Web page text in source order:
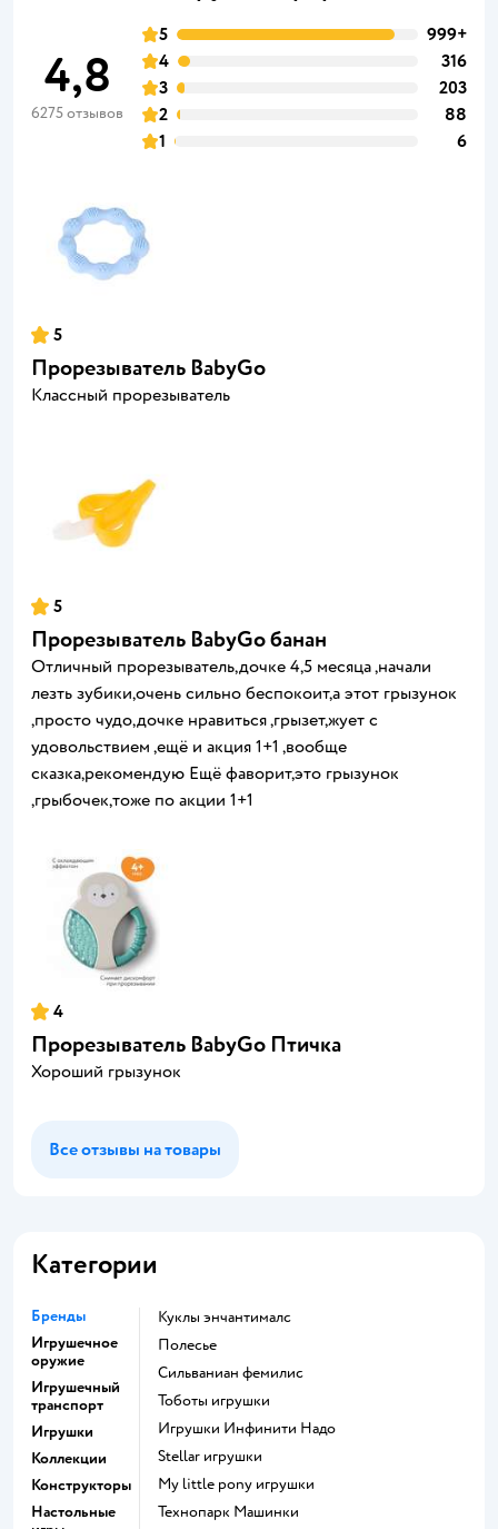
4,8
6275 отзывов
5
999+
4
316
3
203
2
88
1
6
5
Прорезыватель BabyGo
Классный прорезыватель
5
Прорезыватель BabyGo банан
Отличный прорезыватель,дочке 4,5 месяца ,начали
лезть зубики,очень сильно беспокоит,а этот грызунок
,просто чудо,дочке нравиться ,грызет,жует с
удовольствием ,ещё и акция 1+1 ,вообще
сказка,рекомендую Ещё фаворит,это грызунок
,грыбочек,тоже по акции 1+1
4
Прорезыватель BabyGo Птичка
Хороший грызунок
Все отзывы на товары
Категории
Бренды
Игрушечное
оружие
Игрушечный
транспорт
Игрушки
Коллекции
Конструкторы
Настольные
Куклы энчантималс
Полесье
Сильваниан фемилис
Тоботы игрушки
Игрушки Инфинити Надо
Stellar игрушки
my little pony игрушки
Технопарк Машинки